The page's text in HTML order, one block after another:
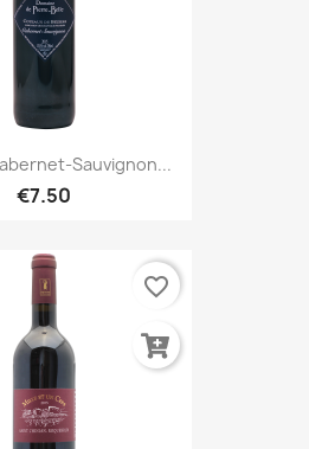
Sauvignon...
€7.50
favorite_border